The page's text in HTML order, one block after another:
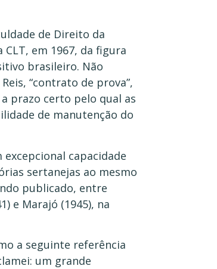
de Direito da
em 1967, da figura
brasileiro. Não
“contrato de prova”,
prazo certo pelo qual as
de manutenção do
capacidade
sertanejas ao mesmo
publicado, entre
e Marajó (1945), na
a seguinte referência
um grande